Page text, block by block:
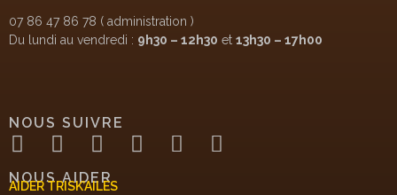
07 86 47 86 78 ( administration )
Du lundi au vendredi : 9h30 – 12h30 et 13h30 – 17h00
NOUS SUIVRE
NOUS AIDER
AIDER TRISK’AILES